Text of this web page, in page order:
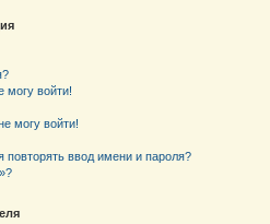
могу войти!
могу войти!
ввод имени и пароля?